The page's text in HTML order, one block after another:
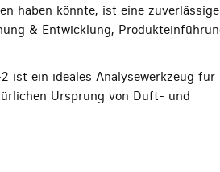
haben könnte, ist eine zuverlässige
& Entwicklung,
ist ein ideales Analysewerkzeug für
Ursprung von Duft- und